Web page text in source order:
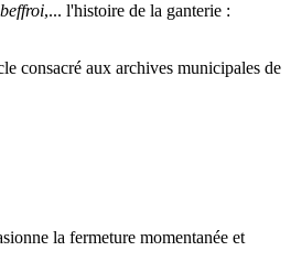
,... l'histoire de la ganterie :
consacré aux archives municipales de
la fermeture momentanée et